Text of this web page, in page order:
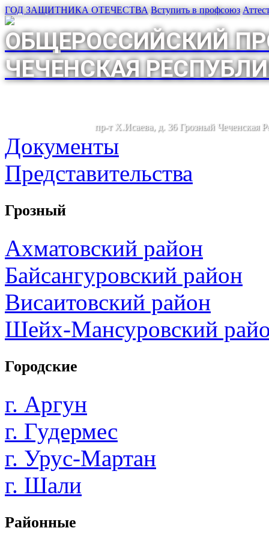
ГОД ЗАЩИТНИКА ОТЕЧЕСТВА Вступить в профсоюз
ОБЩЕРОССИЙСКИЙ
ЧЕЧЕНСКАЯ
пр-т Х.Исаева, д. 36 Грозный Чеченская
Документы
Представительства
Грозный
Ахматовский район
Байсангуровский район
Висаитовский район
Шейх-Мансуровский
Городские
г. Аргун
г. Гудермес
г. Урус-Мартан
г. Шали
Районные